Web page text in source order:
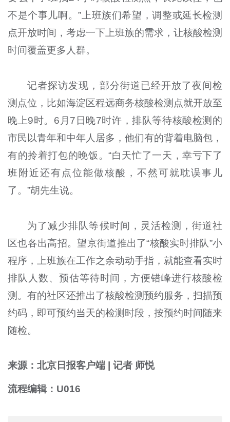
不是个事儿啊。”上班族们希望，调整或延长检测
点开放时间，考虑一下上班族的需求，让核酸检测
时间覆盖更多人群。
记者探访发现，部分街道已经开放了夜间检
测点位，比如海淀区程远商务核酸检测点就开放至
晚上9时。6月7日晚7时许，排队等待核酸检测的
市民以青年和中年人居多，他们有的背着电脑包，
有的拎着打包的晚饭。“白天忙了一天，幸亏下了
班附近还有点位能做核酸，不然可就耽误事儿
了。”胡先生说。
为了减少排队等候时间，灵活检测，街道社
区也各出高招。望京街道推出了“核酸实时排队”小
程序，上班族在工作之余动动手指，就能查看实时
排队人数、预估等待时间，方便错峰进行核酸检
测。有的社区还推出了核酸检测预约服务，扫描预
约码，即可预约当天的检测时段，按预约时间随来
随检。
来源：北京日报客户端 | 记者 师悦
流程编辑：U016